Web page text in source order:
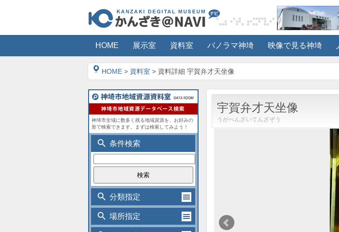
HOME 展示室 資料室 パノラマ神埼 映像で見る神埼
HOME > 資料室 > 資料詳細 宇賀弁才天坐像
宇賀弁才天坐像
うがべんざいてんざぞう
神埼市全域に数多く残る地域資源を、お好みの
形で検索できます。まずは検索してみよう！
search 条件検索
search 分類指定
search 場所指定